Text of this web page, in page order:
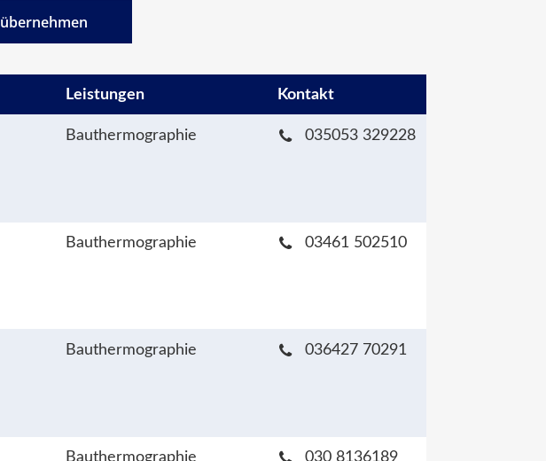
übernehmen
Leistungen Kontakt
Bauthermographie 035053 329228
Bauthermographie 03461 502510
Bauthermographie 036427 70291
Bauthermographie 030 8136189